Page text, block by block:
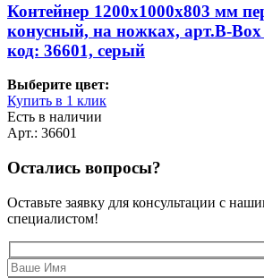
Контейнер 1200х1000х803 мм
конусный, на ножках, арт.B-
код: 36601, серый
Выберите цвет:
Купить в 1 клик
Есть в наличии
Арт.: 36601
Остались вопросы?
Оставьте заявку для консультации с
специалистом!